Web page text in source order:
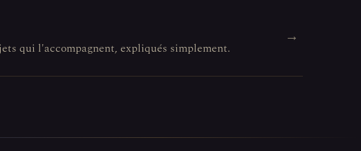
qui l'accompagnent, expliqués simplement.
→